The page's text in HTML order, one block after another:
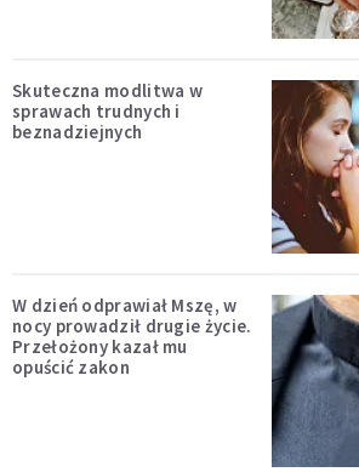
Skuteczna modlitwa w
sprawach trudnych i
beznadziejnych
W dzień odprawiał Mszę, w
nocy prowadził drugie życie.
Przełożony kazał mu
opuścić zakon